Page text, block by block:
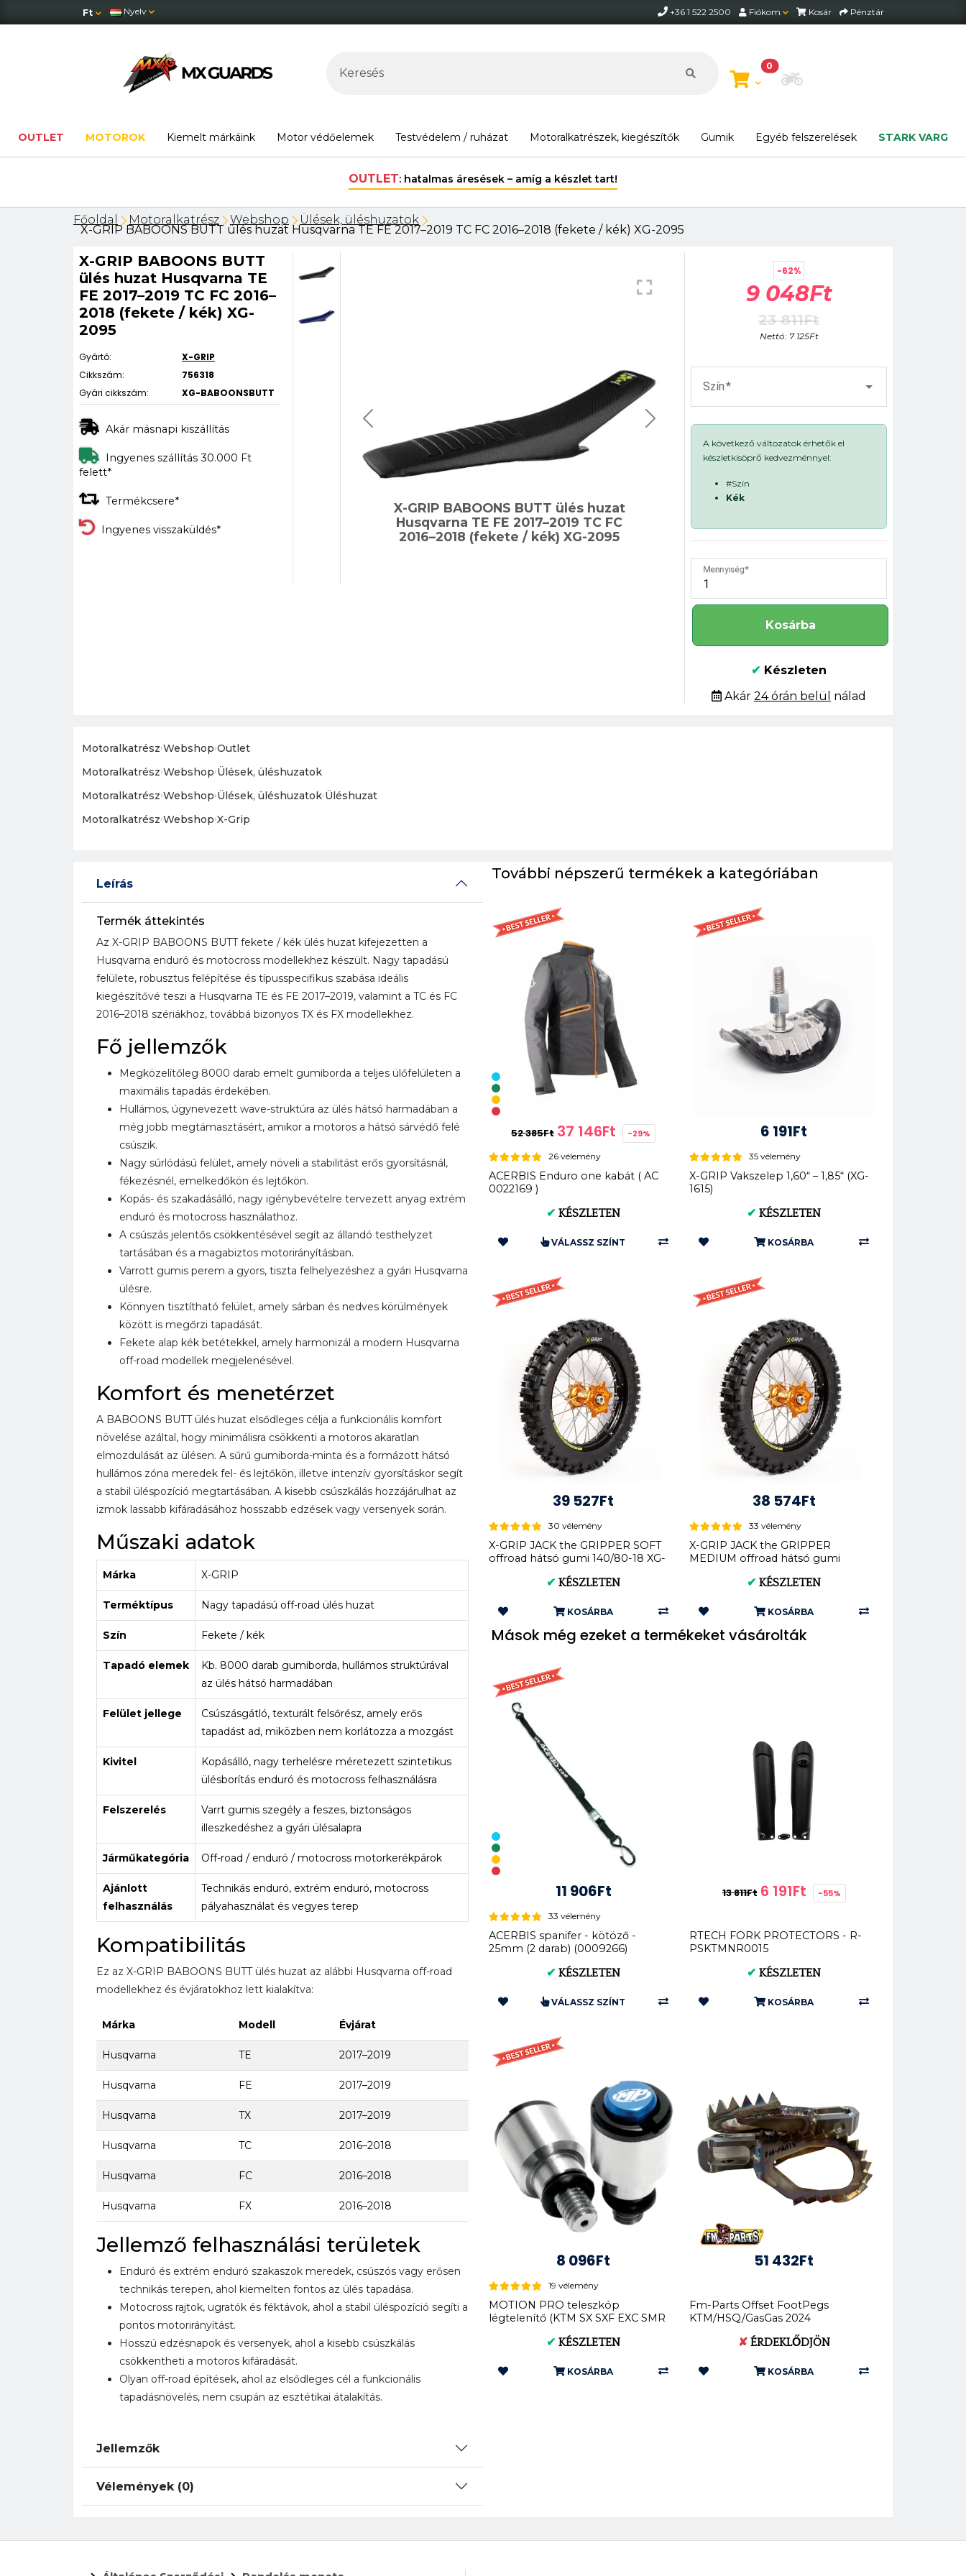
Ft Nyelv +36 1 522 2500 Fiókom Kosár Pénztár
0
Motor beállítása
OUTLET MOTOROK Kiemelt márkáink Motor védőelemek Testvédelem / ruházat Motoralkatrészek, kiegészítők Gumik Egyéb felszerelések STARK VARG
30.000 Ft felett ingyenes szállítás Magyarország területén*.
Főoldal Motoralkatrész Webshop Ülések, üléshuzatok
X-GRIP BABOONS BUTT ülés huzat Husqvarna TE FE 2017–2019 TC FC 2016–2018 (fekete / kék) XG-2095
X-GRIP BABOONS BUTT
ülés huzat Husqvarna TE
FE 2017–2019 TC FC 2016–
2018 (fekete / kék) XG-
2095
Gyártó:
X-GRIP
Cikkszám:
756318
Gyári cikkszám:
XG-BABOONSBUTT
Akár másnapi kiszállítás
Ingyenes szállítás 30.000 Ft
felett*
Termékcsere*
Ingyenes visszaküldés*
X-GRIP BABOONS BUTT ülés huzat
Husqvarna TE FE 2017–2019 TC FC
2016–2018 (fekete / kék) XG-2095
-62%
9 048Ft
23 811Ft
Nettó: 7 125Ft
Szín
A következő változatok érhetők el
készletkisöprő kedvezménnyel:
#Szín
Kék
Mennyiség
Kosárba
✔ Készleten
Akár 24 órán belül nálad
Motoralkatrész›Webshop›Outlet
Motoralkatrész›Webshop›Ülések, üléshuzatok
Motoralkatrész›Webshop›Ülések, üléshuzatok›Üléshuzat
Motoralkatrész›Webshop›X-Grip
Leírás
Termék áttekintés
Az X-GRIP BABOONS BUTT fekete / kék ülés huzat kifejezetten a
Husqvarna enduró és motocross modellekhez készült. Nagy tapadású
felülete, robusztus felépítése és típusspecifikus szabása ideális
kiegészítővé teszi a Husqvarna TE és FE 2017–2019, valamint a TC és FC
2016–2018 szériákhoz, továbbá bizonyos TX és FX modellekhez.
Fő jellemzők
Megközelítőleg 8000 darab emelt gumiborda a teljes ülőfelületen a
maximális tapadás érdekében.
Hullámos, úgynevezett wave-struktúra az ülés hátsó harmadában a
még jobb megtámasztásért, amikor a motoros a hátsó sárvédő felé
csúszik.
Nagy súrlódású felület, amely növeli a stabilitást erős gyorsításnál,
fékezésnél, emelkedőkön és lejtőkön.
Kopás- és szakadásálló, nagy igénybevételre tervezett anyag extrém
enduró és motocross használathoz.
A csúszás jelentős csökkentésével segít az állandó testhelyzet
tartásában és a magabiztos motorirányításban.
Varrott gumis perem a gyors, tiszta felhelyezéshez a gyári Husqvarna
ülésre.
Könnyen tisztítható felület, amely sárban és nedves körülmények
között is megőrzi tapadását.
Fekete alap kék betétekkel, amely harmonizál a modern Husqvarna
off-road modellek megjelenésével.
Komfort és menetérzet
A BABOONS BUTT ülés huzat elsődleges célja a funkcionális komfort
növelése azáltal, hogy minimálisra csökkenti a motoros akaratlan
elmozdulását az ülésen. A sűrű gumiborda-minta és a formázott hátsó
hullámos zóna meredek fel- és lejtőkön, illetve intenzív gyorsításkor segít
a stabil üléspozíció megtartásában. A kisebb csúszkálás hozzájárulhat az
izmok lassabb kifáradásához hosszabb edzések vagy versenyek során.
Műszaki adatok
Márka X-GRIP
Terméktípus Nagy tapadású off-road ülés huzat
Szín Fekete / kék
Tapadó elemek
Kb. 8000 darab gumiborda, hullámos struktúrával
az ülés hátsó harmadában
Felület jellege
Csúszásgátló, texturált felsőrész, amely erős
tapadást ad, miközben nem korlátozza a mozgást
Kivitel
Kopásálló, nagy terhelésre méretezett szintetikus
ülésborítás enduró és motocross felhasználásra
Felszerelés
Varrt gumis szegély a feszes, biztonságos
illeszkedéshez a gyári ülésalapra
Járműkategória Off-road / enduró / motocross motorkerékpárok
Ajánlott
felhasználás
Technikás enduró, extrém enduró, motocross
pályahasználat és vegyes terep
Kompatibilitás
Ez az X-GRIP BABOONS BUTT ülés huzat az alábbi Husqvarna off-road
modellekhez és évjáratokhoz lett kialakítva:
Márka Modell Évjárat
Husqvarna TE 2017–2019
Husqvarna FE 2017–2019
Husqvarna TX 2017–2019
Husqvarna TC 2016–2018
Husqvarna FC 2016–2018
Husqvarna FX 2016–2018
Jellemző felhasználási területek
Enduró és extrém enduró szakaszok meredek, csúszós vagy erősen
technikás terepen, ahol kiemelten fontos az ülés tapadása.
Motocross rajtok, ugratók és féktávok, ahol a stabil üléspozíció segíti a
pontos motorirányítást.
Hosszú edzésnapok és versenyek, ahol a kisebb csúszkálás
csökkentheti a motoros kifáradását.
Olyan off-road építések, ahol az elsődleges cél a funkcionális
tapadásnövelés, nem csupán az esztétikai átalakítás.
Jellemzők
Vélemények (0)
További népszerű termékek a kategóriában
52 385Ft 37 146Ft -29%
26 vélemény
ACERBIS Enduro one kabát ( AC
0022169 )
✔ KÉSZLETEN
VÁLASSZ SZÍNT
6 191Ft
35 vélemény
X-GRIP Vakszelep 1,60“ – 1,85“ (XG-
1615)
✔ KÉSZLETEN
KOSÁRBA
39 527Ft
30 vélemény
X-GRIP JACK the GRIPPER SOFT
offroad hátsó gumi 140/80-18 XG-
✔ KÉSZLETEN
KOSÁRBA
38 574Ft
33 vélemény
X-GRIP JACK the GRIPPER
MEDIUM offroad hátsó gumi
✔ KÉSZLETEN
KOSÁRBA
Mások még ezeket a termékeket vásárolták
11 906Ft
33 vélemény
ACERBIS spanifer - kötöző -
25mm (2 darab) (0009266)
✔ KÉSZLETEN
VÁLASSZ SZÍNT
13 811Ft 6 191Ft -55%
RTECH FORK PROTECTORS - R-
PSKTMNR0015
✔ KÉSZLETEN
KOSÁRBA
8 096Ft
19 vélemény
MOTION PRO teleszkóp
légtelenítő (KTM SX SXF EXC SMR
✔ KÉSZLETEN
KOSÁRBA
51 432Ft
Fm-Parts Offset FootPegs
KTM/HSQ/GasGas 2024
✘ÉRDEKLŐDJÖN
KOSÁRBA